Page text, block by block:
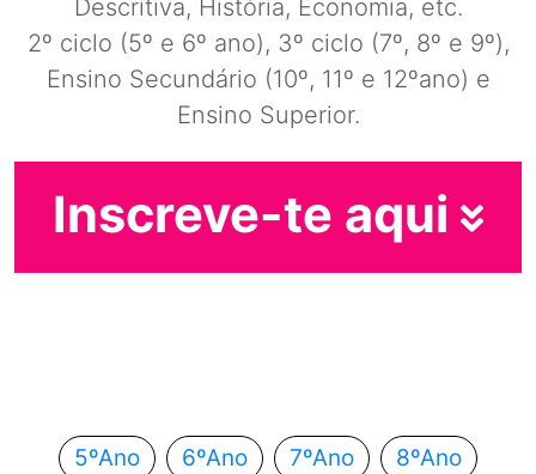
Descritiva, História, Economia, etc.
2º ciclo (5º e 6º ano), 3º ciclo (7º, 8º e 9º),
Ensino Secundário (10º, 11º e 12ºano) e
Ensino Superior.
Inscreve-te aqui
5ºAno 6ºAno 7ºAno 8ºAno